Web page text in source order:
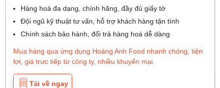
Hàng hoá đa dạng, chính hãng, đầy đủ giấy tờ
Đội ngũ kỹ thuật tư vấn, hỗ trợ khách hàng tận tình
Chính sách bảo hành, đổi trả hàng hoá dễ dàng
Mua hàng qua ứng dụng Hoàng Anh Food nhanh chóng, tiện
lợi, giá trực tiếp từ công ty, nhiều khuyến mại.
Tải về ngay